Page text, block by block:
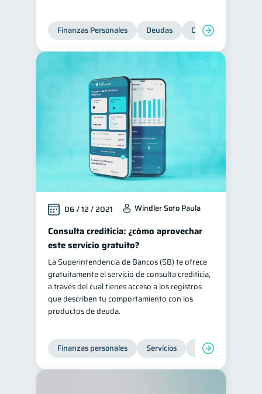
Consejos
Historial crediticio
Ciberseguridad
Servicios 4
Derechos & Deberes 4
Superintendencia de Bancos
Vacaciones 2
Criptomonedas 2
Cuenta Abandonada 2
Inversiones 2
Finanzas Personales 1
Finanzas en Pareja 1
Educación Financiera
Fraudes 1
Información financiera
Doble sueldo
Finanzas Personales Deudas Organización
06 / 12 / 2021 Windler Soto Paula
Consulta crediticia: ¿cómo aprovechar
este servicio gratuito?
La Superintendencia de Bancos (SB) te ofrece
gratuitamente el servicio de consulta crediticia,
a través del cual tienes acceso a los registros
que describen tu comportamiento con los
productos de deuda.
Finanzas personales Servicios Inclusión financiera